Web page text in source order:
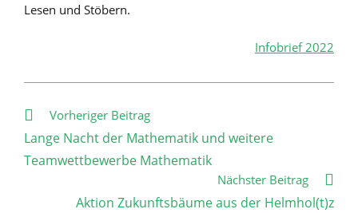
Lesen und Stöbern.
Infobrief 2022
Weitere
ansehen
Vorheriger Beitrag
Lange Nacht der Mathematik und weitere
Teamwettbewerbe Mathematik
Nächster Beitrag
Aktion Zukunftsbäume aus der Helmhol(t)z